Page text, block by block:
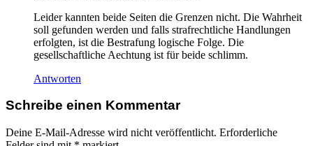
Leider kannten beide Seiten die Grenzen nicht. Die Wahrheit
soll gefunden werden und falls strafrechtliche Handlungen
erfolgten, ist die Bestrafung logische Folge. Die
gesellschaftliche Aechtung ist für beide schlimm.
Antworten
Schreibe einen Kommentar
Deine E-Mail-Adresse wird nicht veröffentlicht. Erforderliche